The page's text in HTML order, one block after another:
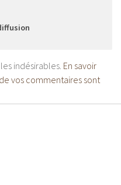
indésirables. En savoir
vos commentaires sont